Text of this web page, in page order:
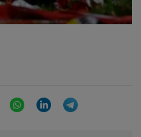
Email WhatsAppLinkedIn